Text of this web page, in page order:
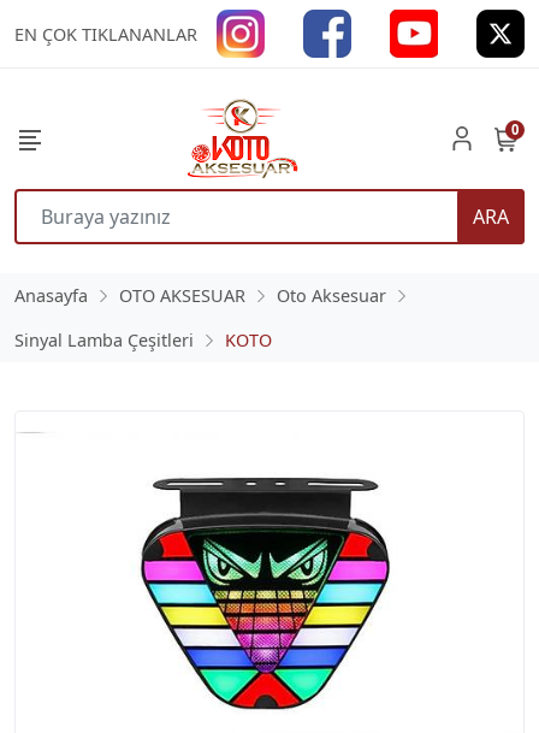
EN ÇOK TIKLANANLAR
ARA
0
Anasayfa OTO AKSESUAR
Oto Aksesuar
Sinyal Lamba Çeşitleri
KOTO